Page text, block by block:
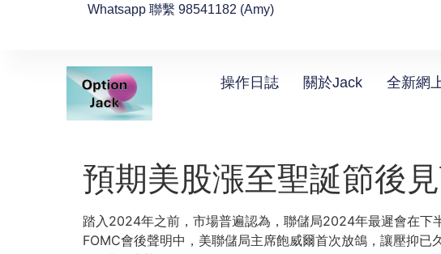
Whatsapp 聯繫 98541182 (Amy)
操作日誌 關於Jack 全新網
預期美股漲至聖誕節後
踏入2024年之前，市場普遍認為， 聯儲局2024年最遲會在下
FOMC會後聲明中， 美聯儲局主席飽威爾首次放鴿，讓壓抑已